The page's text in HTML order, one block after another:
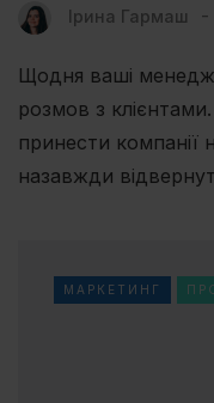
Ірина Гармаш
Щодня ваші
розмов з
принести компанії
назавжди
МАРКЕТИНГ